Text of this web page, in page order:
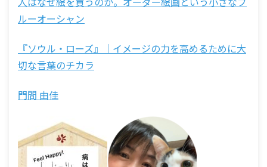
ルーオーシャン
『ソウル・ローズ』｜イメージの力を高めるために大
切な言葉のチカラ
門間 由佳